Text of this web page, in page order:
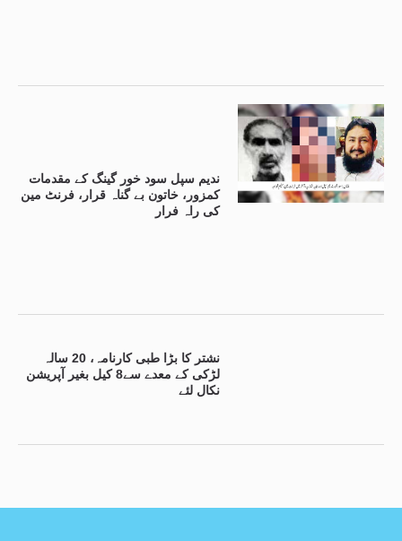
ندیم سپل سود خور گینگ کے مقدمات
کمزور، خاتون بے گناہ قرار، فرنٹ مین
کی راہ فرار
نشتر کا بڑا طبی کارنامہ، 20 سالہ
لڑکی کے معدے سے8 کیل بغیر آپریشن
نکال لئے